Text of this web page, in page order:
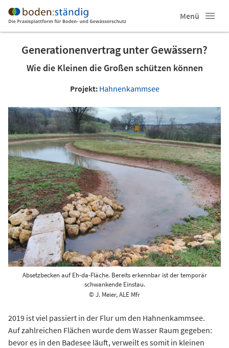
Menü
Generationenvertrag unter Gewässern?
Wie die Kleinen die Großen schützen können
Projekt: Hahnenkammsee
Absetzbecken auf Eh-da-Fläche. Bereits erkennbar ist der temporär
schwankende Einstau.
© J. Meier, ALE Mfr
2019 ist viel passiert in der Flur um den Hahnenkammsee.
Auf zahlreichen Flächen wurde dem Wasser Raum gegeben:
bevor es in den Badesee läuft, verweilt es somit in kleinen